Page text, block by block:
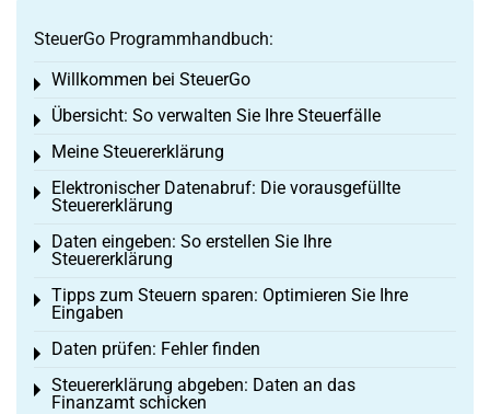
SteuerGo Programmhandbuch:
Willkommen bei SteuerGo
Toggle menu
Übersicht: So verwalten Sie Ihre Steuerfälle
Toggle menu
Meine Steuererklärung
Toggle menu
Elektronischer Datenabruf: Die vorausgefüllte
Steuererklärung
Toggle menu
Daten eingeben: So erstellen Sie Ihre
Steuererklärung
Toggle menu
Tipps zum Steuern sparen: Optimieren Sie Ihre
Eingaben
Toggle menu
Daten prüfen: Fehler finden
Toggle menu
Steuererklärung abgeben: Daten an das
Finanzamt schicken
Toggle menu